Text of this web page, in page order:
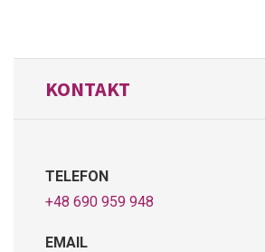
KONTAKT
TELEFON
+48 690 959 948
EMAIL